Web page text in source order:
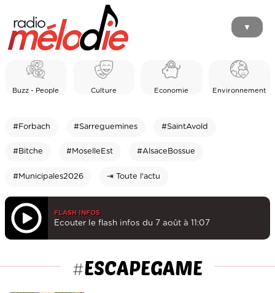
▼
Buzz - People Culture Economie Environnement
#Forbach #Sarreguemines #SaintAvold
#Bitche #MoselleEst #AlsaceBossue
#Municipales2026 ⇥ Toute l'actu
FLASH INFOS
Ecouter le flash infos du 7 août à 11:07
#ESCAPEGAME